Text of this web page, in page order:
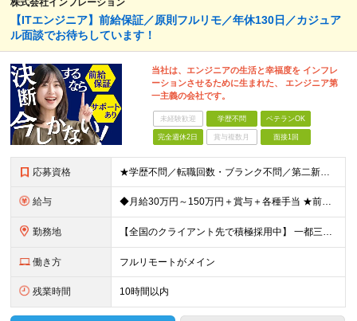
株式会社インフレーション
【ITエンジニア】前給保証／原則フルリモ／年休130日／カジュア
ル面談でお待ちしています！
当社は、エンジニアの生活と幸福度を インフレ
ーションさせるために生まれた、 エンジニア第
一主義の会社です。
未経験歓迎 学歴不問 ベテランOK
完全週休2日 賞与複数月 面接1回
応募資格 ★学歴不問／転職回数・ブランク不問／第二新卒も歓迎！ 【応募条件】 エンジニア実務経験がある方 ※領域や担当工程は問いません。 ◎学歴・ブランク・転職回数不問。 ◎選考はWebで完結！即日内定も！
給与 ◆月給30万円～150万円＋賞与＋各種手当 ★前職給与保証／スキル・経験により決定します。 ★給与は案件単価に完全連動 ★案件の契約内容や昇給、賞与額はすべて開示いたします。 ※上記給与には、月3
勤務地 【全国のクライアント先で積極採用中】 一都三県／関西／九州／東海を中心に全国の案件をご用意。 ★完全在宅勤務も可！ ★プロジェクトは完全選択制 ★フルリモート案件の選択も可能 【100％希望の案件に
働き方 フルリモートがメイン
残業時間 10時間以内